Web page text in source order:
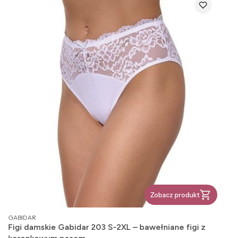
Zobacz produkt
PRODUCENT
GABIDAR
Figi damskie Gabidar 203 S-2XL – bawełniane figi z